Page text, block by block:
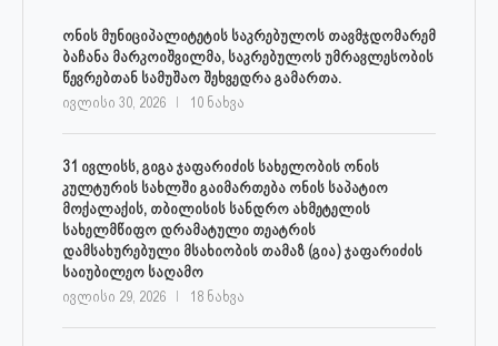
ონის მუნიციპალიტეტის საკრებულოს თავმჯდომარემ
ბაჩანა მარკოიშვილმა, საკრებულოს უმრავლესობის
წევრებთან სამუშაო შეხვედრა გამართა.
ივლისი 30, 2026 10 ნახვა
31 ივლისს, გიგა ჯაფარიძის სახელობის ონის
კულტურის სახლში გაიმართება ონის საპატიო
მოქალაქის, თბილისის სანდრო ახმეტელის
სახელმწიფო დრამატული თეატრის
დამსახურებული მსახიობის თამაზ (გია) ჯაფარიძის
საიუბილეო საღამო
ივლისი 29, 2026 18 ნახვა